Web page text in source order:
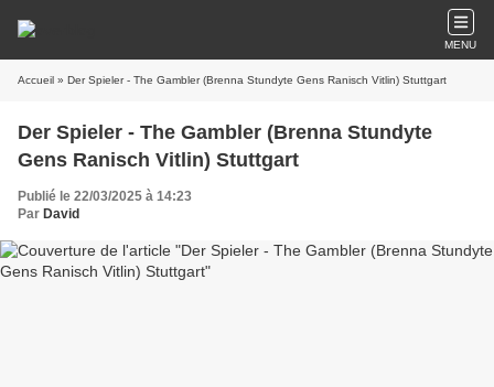
MENU
Accueil » Der Spieler - The Gambler (Brenna Stundyte Gens Ranisch Vitlin) Stuttgart
Der Spieler - The Gambler (Brenna Stundyte
Gens Ranisch Vitlin) Stuttgart
Publié le 22/03/2025 à 14:23
Par David